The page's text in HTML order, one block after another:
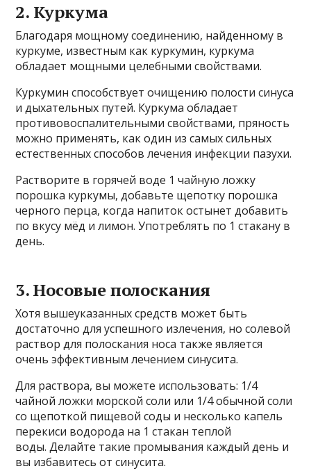
2. Куркума
Благодаря мощному соединению, найденному в
куркуме, известным как куркумин, куркума
обладает мощными целебными свойствами.
Куркумин способствует очищению полости синуса
и дыхательных путей. Куркума обладает
противовоспалительными свойствами, пряность
можно применять, как один из самых сильных
естественных способов лечения инфекции пазухи.
Растворите в горячей воде 1 чайную ложку
порошка куркумы, добавьте щепотку порошка
черного перца, когда напиток остынет добавить
по вкусу мёд и лимон. Употреблять по 1 стакану в
день.
3. Носовые полоскания
Хотя вышеуказанных средств может быть
достаточно для успешного излечения, но солевой
раствор для полоскания носа также является
очень эффективным лечением синусита.
Для раствора, вы можете использовать: 1/4
чайной ложки морской соли или 1/4 обычной соли
со щепоткой пищевой соды и несколько капель
перекиси водорода на 1 стакан теплой
воды. Делайте такие промывания каждый день и
вы избавитесь от синусита.